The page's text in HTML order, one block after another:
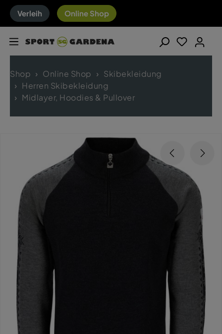
Verleih Online Shop
Shop Online Shop
Skibekleidung
Herren Skibekleidung
Midlayer, Hoodies & Pullover